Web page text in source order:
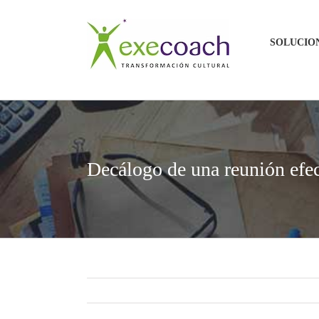
Decálogo de una reunión